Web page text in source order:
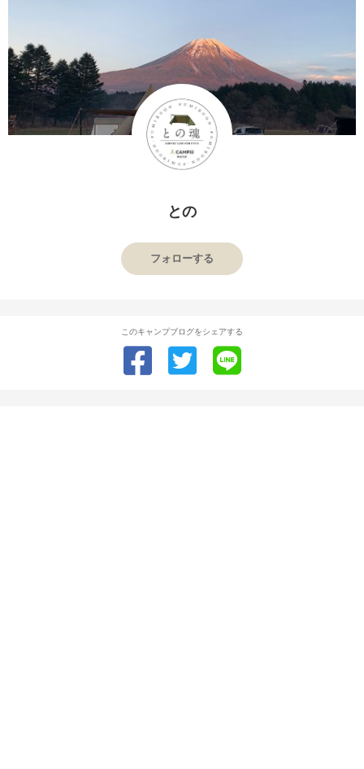
との
フォローする
このキャンプブログをシェアする